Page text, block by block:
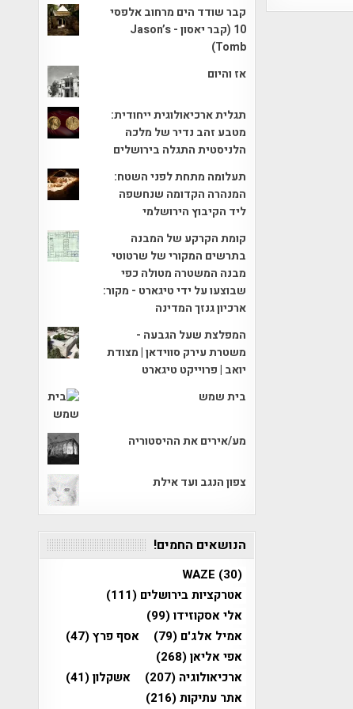
קבר שודד הים מרחוב אלפסי
10 (קבר יאסון - Jason’s
Tomb)
אז והיום
תגלית ארכיאולוגית ייחודית:
מטבע זהב נדיר של מלכה
הלניסטית התגלה בירושלים
תעלומה מתחת לפני השטח:
המנהרה הקדומה שנחשפה
ליד הקיבוץ הירושלמי
קומת הקרקע של המבנה
בתרשים המקורי של שרטוטי
מבנה המשטרה מטולה כפי
שבוצעו על ידי טיגארט - מקור:
ארכיון גנזך המדינה
המפלצת שעל הגבעה -
משטרת עירק סווידאן | מצודת
יואב | פרוייקט טיגארט
בית שמש
מע/אירים את ההיסטוריה
צפון הנגב ועד אילת
הנושאים החמים!
WAZE (30)
אטרקציות בירושלים (111)
אלי אסקוזידו(99)
אמיל אלג'ם (79) אסף פרץ(47)
אפי אליאן(268)
ארכיאולוגיה (207) אשקלון(41)
אתר עתיקות(216)